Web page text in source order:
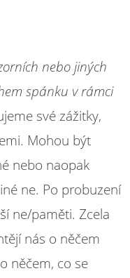
nebo jiných
spánku v rámci
své zážitky,
Mohou být
nebo naopak
ne. Po probuzení
ne/paměti. Zcela
nás o něčem
něčem, co se